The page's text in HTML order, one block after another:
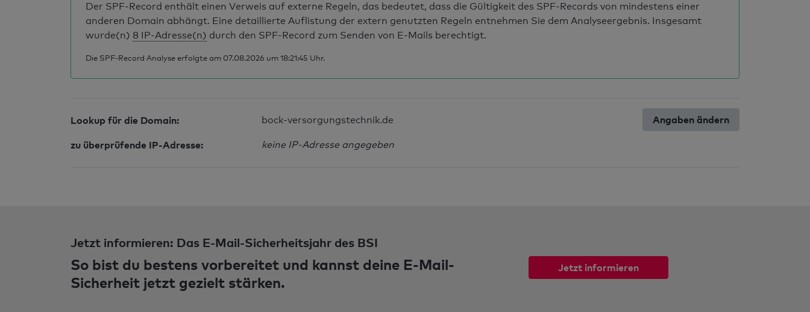
Der SPF-Record enthält einen Verweis auf externe Regeln, das bedeutet, dass die Gültigkeit des SPF-Records von mindestens einer
anderen Domain abhängt. Eine detaillierte Auflistung der extern genutzten Regeln entnehmen Sie dem Analyseergebnis. Insgesamt
wurde(n) 8 IP-Adresse(n) durch den SPF-Record zum Senden von E-Mails berechtigt.
Die SPF-Record Analyse erfolgte am 07.08.2026 um 18:21:45 Uhr.
Lookup für die Domain: bock-versorgungstechnik.de
zu überprüfende IP-Adresse: keine IP-Adresse angegeben
Angaben ändern
Jetzt informieren: Das E-Mail-Sicherheitsjahr des BSI
So bist du bestens vorbereitet und kannst deine E-Mail-
Sicherheit jetzt gezielt stärken.
Jetzt informieren